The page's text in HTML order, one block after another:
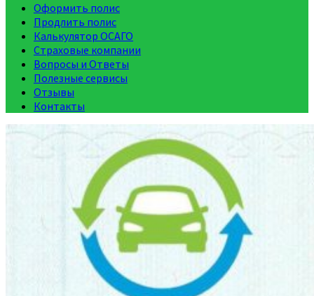
Оформить полис
Продлить полис
Калькулятор ОСАГО
Страховые компании
Вопросы и Ответы
Полезные сервисы
Отзывы
Контакты